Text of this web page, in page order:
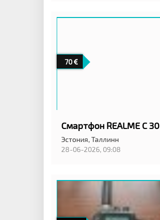
70
Смартфон REALME C 30
Эстония,Таллинн
28-06-2026, 09:08